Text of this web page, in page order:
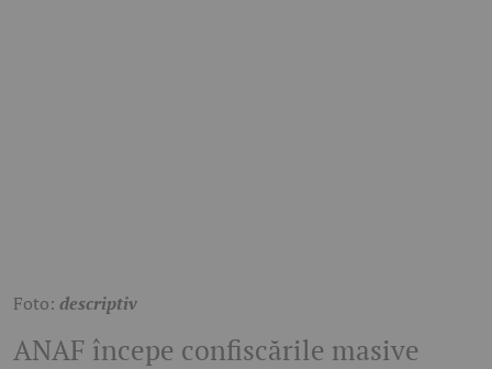
Foto: descriptiv
ANAF începe confiscările masive